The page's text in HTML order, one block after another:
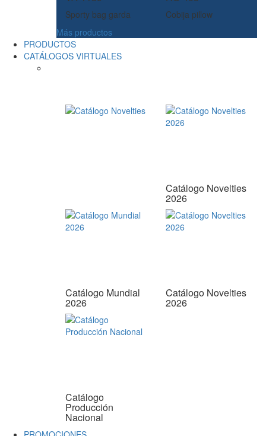
Sporty bag garda
Cobija pillow
Más productos
PRODUCTOS
CATÁLOGOS VIRTUALES
Catálogo Novelties
2026
Catálogo Mundial
2026
Catálogo Novelties
2026
Catálogo
Producción
Nacional